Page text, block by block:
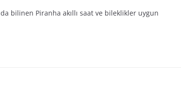
da bilinen Piranha akıllı saat ve bileklikler uygun